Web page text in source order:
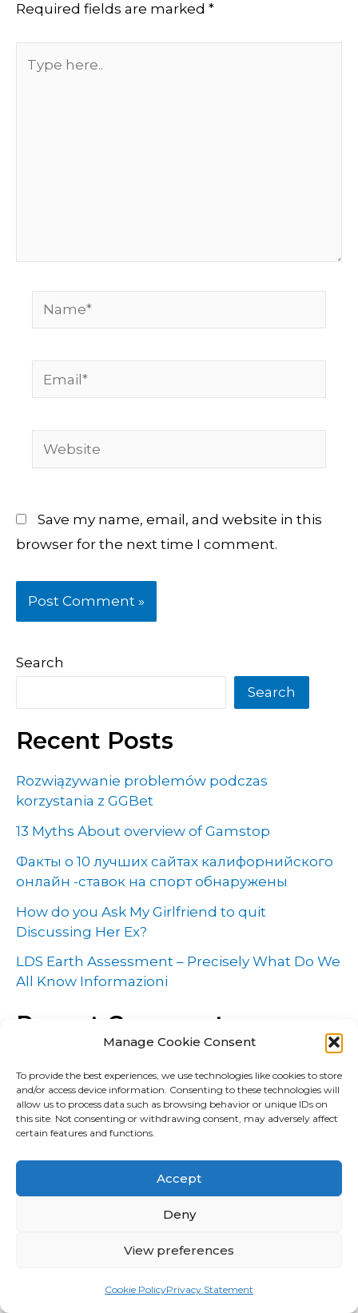
Manage Cookie Consent
To provide the best experiences, we use technologies like cookies to store
and/or access device information. Consenting to these technologies will
allow us to process data such as browsing behavior or unique IDs on
this site. Not consenting or withdrawing consent, may adversely affect
certain features and functions.
Accept
Deny
View preferences
Cookie PolicyPrivacy Statement
Required fields are marked *
Name*
Email*
Website
Save my name, email, and website in this
browser for the next time I comment.
Search
Search
Recent Posts
Rozwiązywanie problemów podczas
korzystania z GGBet
13 Myths About overview of Gamstop
Факты о 10 лучших сайтах калифорнийского
онлайн -ставок на спорт обнаружены
How do you Ask My Girlfriend to quit
Discussing Her Ex?
LDS Earth Assessment – Precisely What Do We
All Know Informazioni
Recent Comments
Archives